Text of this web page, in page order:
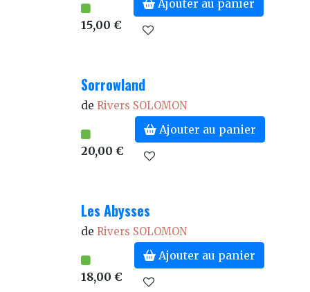
15,00 €
Ajouter au panier
Sorrowland
de Rivers SOLOMON
20,00 €
Ajouter au panier
Les Abysses
de Rivers SOLOMON
18,00 €
Ajouter au panier